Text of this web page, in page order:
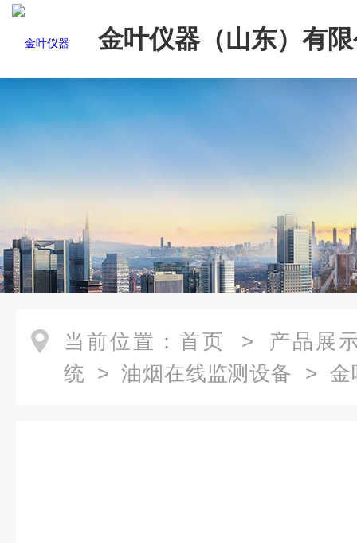
金叶仪器（山东）有
当前位置： 首页 > 产品展
统 > 油烟在线监测设备 > 金